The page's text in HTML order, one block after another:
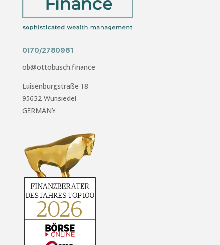
0170/2780981
ob@ottobusch.finance
Luisenburgstraße 18
95632 Wunsiedel
GERMANY